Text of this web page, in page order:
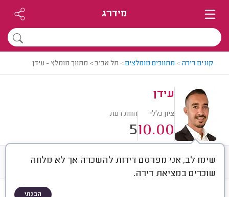
מידרג
קונים דירה > מתווכים מומלצים> תל אביב > מתווך מומלץ - עידן
עידן
ציון כללי
10.00
חוות דעת
5
שימו לב, אני מפרסם דירות להשכרה אך לא מלווה
שוכרים במציאת דירה.
הבנתי
חוות דעת ממוצע רישוי ותעודות